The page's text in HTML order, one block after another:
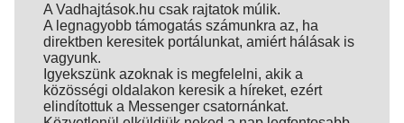
A Vadhajtások.hu csak rajtatok múlik.
A legnagyobb támogatás számunkra az, ha
direktben keresitek portálunkat, amiért hálásak is
vagyunk.
Igyekszünk azoknak is megfelelni, akik a
közösségi oldalakon keresik a híreket, ezért
elindítottuk a Messenger csatornánkat.